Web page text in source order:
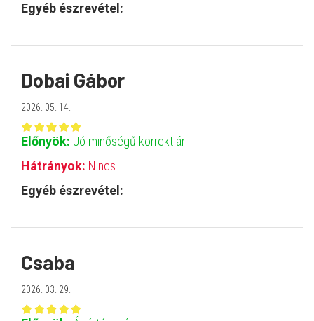
Egyéb észrevétel:
Dobai Gábor
2026. 05. 14.
Előnyök: Jó minőségű.korrekt ár
Hátrányok: Nincs
Egyéb észrevétel:
Csaba
2026. 03. 29.